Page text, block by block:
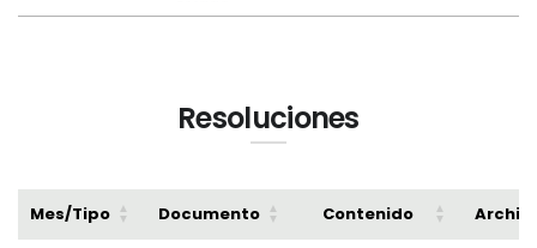
Resoluciones
Mes/Tipo Documento Contenido